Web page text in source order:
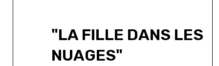
"LA FILLE DANS LES
NUAGES"